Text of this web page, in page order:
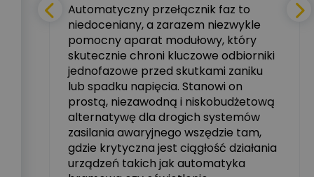
Ekspert ABB
Ekspert, ABB Zadaj pytanie
Michał Szulborski
Ekspert ETI - Dr inż. w
dziedzinie Aparatów
Elektrycznych / Senior
R&D Scientist / Product
Manager
Zadaj pytanie
Automatyczny przełącznik faz to
niedoceniany, a zarazem niezwykle
pomocny aparat modułowy, który
skutecznie chroni kluczowe odbiorniki
jednofazowe przed skutkami zaniku
lub spadku napięcia. Stanowi on
prostą, niezawodną i niskobudżetową
alternatywę dla drogich systemów
zasilania awaryjnego wszędzie tam,
gdzie krytyczna jest ciągłość działania
urządzeń takich jak automatyka